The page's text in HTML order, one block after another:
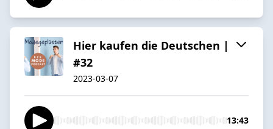
Hier kaufen die Deutschen |
#32
2023-03-07
13:43